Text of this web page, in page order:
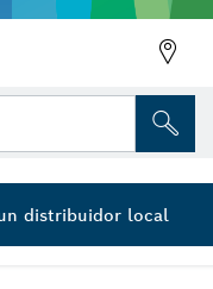
4 piezas
plus-4C, 4
distribuidor local